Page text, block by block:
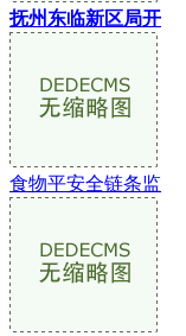
抚州东临新区局开
食物平安全链条监